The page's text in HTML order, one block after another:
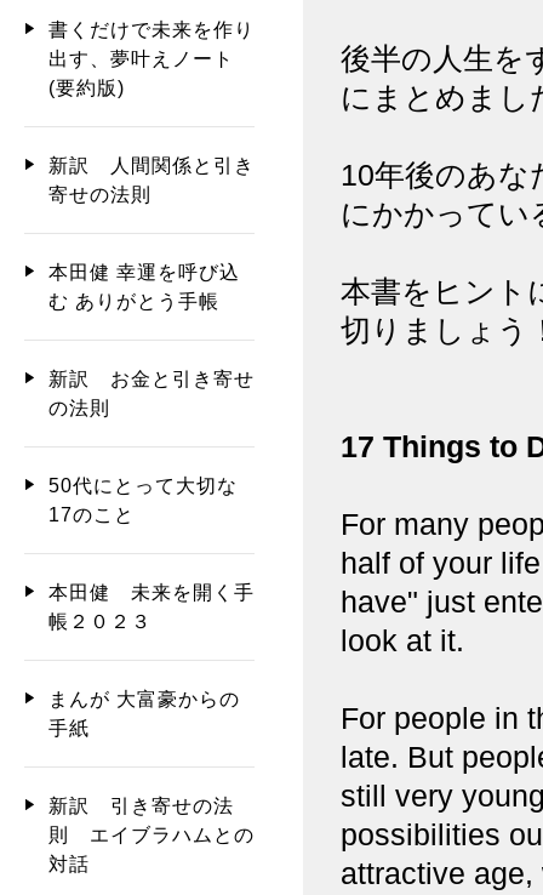
後半の人生を
にまとめまし
10年後のあな
にかかってい
本書をヒント
切りましょう
17 Things to
For many
half of your
have" just
look at it.
For people in
late. But
still very
possibilities
attractive
書くだけで未来を作り
出す、夢叶えノート
(要約版)
新訳 人間関係と引き
寄せの法則
本田健 幸運を呼び込
む ありがとう手帳
新訳 お金と引き寄せ
の法則
50代にとって大切な
17のこと
本田健 未来を開く手
帳２０２３
まんが 大富豪からの
手紙
新訳 引き寄せの法
則 エイブラハムとの
対話